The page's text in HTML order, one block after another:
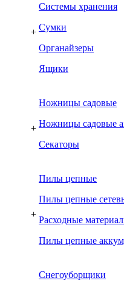
+
Системы хранения
Сумки
Органайзеры
Ящики
+
Ножницы садовые
Ножницы садовые
Секаторы
+
Пилы цепные
Пилы цепные
Расходные
Пилы цепные
Снегоуборщики